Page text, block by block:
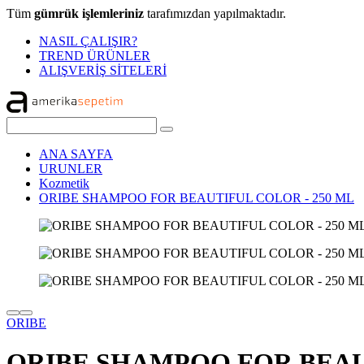
Tüm gümrük işlemleriniz tarafımızdan yapılmaktadır.
NASIL ÇALIŞIR?
TREND ÜRÜNLER
ALIŞVERİŞ SİTELERİ
ANA SAYFA
URUNLER
Kozmetik
ORIBE SHAMPOO FOR BEAUTIFUL COLOR - 250 ML
ORIBE